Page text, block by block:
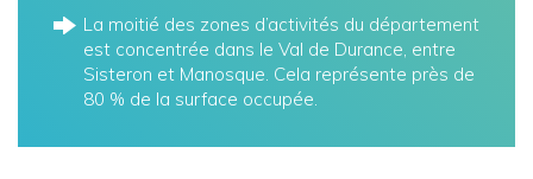
La moitié des zones d’activités du département
est concentrée dans le Val de Durance, entre
Sisteron et Manosque. Cela représente près de
80 % de la surface occupée.